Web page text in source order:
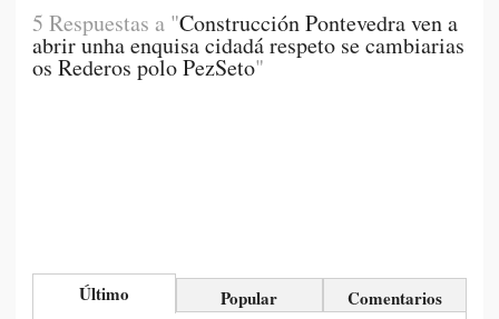
5 Respuestas a "Construcción Pontevedra ven a
abrir unha enquisa cidadá respeto se cambiarias
os Rederos polo PezSeto"
Último Popular Comentarios